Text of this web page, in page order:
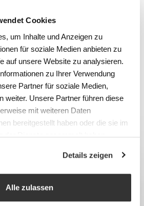
Cookies
um Inhalte und Anzeigen zu
für soziale Medien anbieten zu
auf unsere Website zu analysieren.
zu Ihrer Verwendung
Partner für soziale Medien,
weiter. Unsere Partner führen diese
mit weiteren Daten
bereitgestellt haben oder die sie im
der Dienste gesammelt haben.
Details zeigen
Alle zulassen
und
Rosenthal, Wald ZH
& Intralogistik